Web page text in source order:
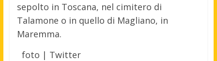
sepolto in Toscana, nel cimitero di
Talamone o in quello di Magliano, in
Maremma.
foto | Twitter